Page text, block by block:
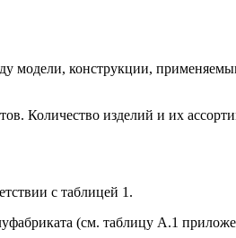
модели, конструкции,
Количество изделий и их
с таблицей 1.
(см. таблицу А.1